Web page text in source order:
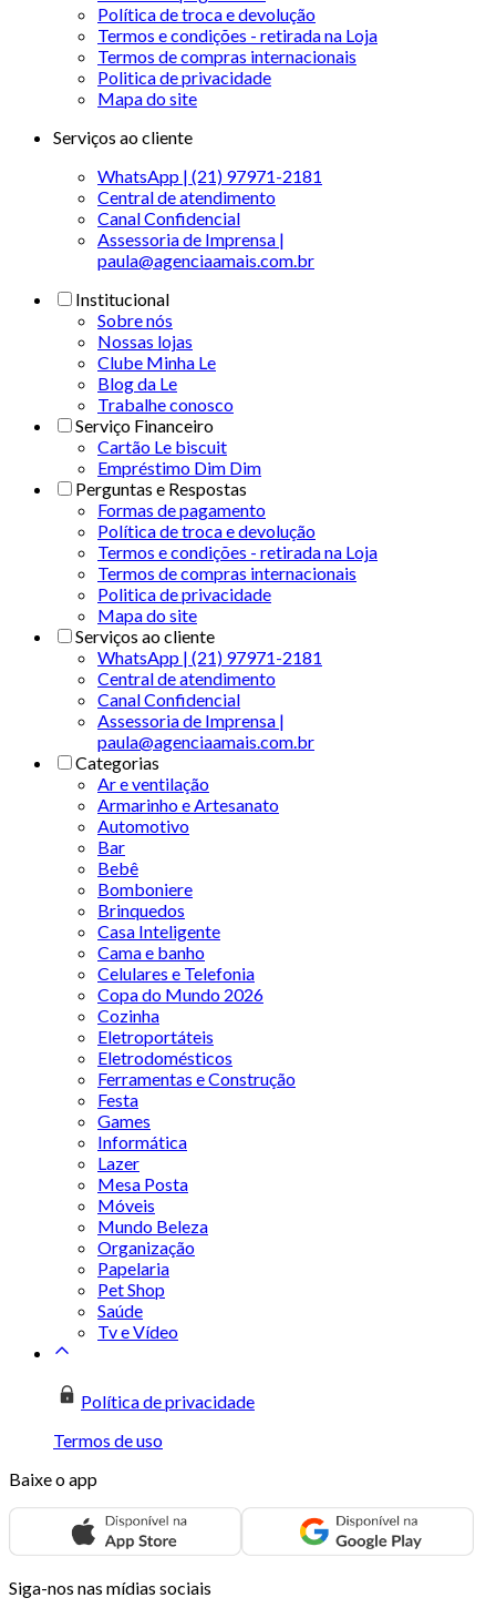
Política de troca e devolução
Termos e condições - retirada na Loja
Termos de compras internacionais
Politica de privacidade
Mapa do site
Serviços ao cliente
WhatsApp | (21) 97971-2181
Central de atendimento
Canal Confidencial
Assessoria de Imprensa |
paula@agenciaamais.com.br
Institucional
Sobre nós
Nossas lojas
Clube Minha Le
Blog da Le
Trabalhe conosco
Serviço Financeiro
Cartão Le biscuit
Empréstimo Dim Dim
Perguntas e Respostas
Formas de pagamento
Política de troca e devolução
Termos e condições - retirada na Loja
Termos de compras internacionais
Politica de privacidade
Mapa do site
Serviços ao cliente
WhatsApp | (21) 97971-2181
Central de atendimento
Canal Confidencial
Assessoria de Imprensa |
paula@agenciaamais.com.br
Categorias
Ar e ventilação
Armarinho e Artesanato
Automotivo
Bar
Bebê
Bomboniere
Brinquedos
Casa Inteligente
Cama e banho
Celulares e Telefonia
Copa do Mundo 2026
Cozinha
Eletroportáteis
Eletrodomésticos
Ferramentas e Construção
Festa
Games
Informática
Lazer
Mesa Posta
Móveis
Mundo Beleza
Organização
Papelaria
Pet Shop
Saúde
Tv e Vídeo
Política de privacidade
Termos de uso
Baixe o app
Siga-nos nas mídias sociais